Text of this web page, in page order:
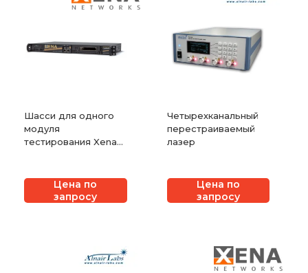
Шасси для одного
модуля
тестирования Xena
Цена по
запросу
Четырехканальный
перестраиваемый
лазер
Цена по
запросу